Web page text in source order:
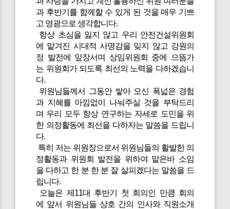
과 후반기를 함께할 수 있게 된 것을 매우 기쁘
고 영광으로 생각합니다.
항상 초심을 잃지 않고 우리 안전건설위원회
에 맡겨진 시대적 사명감을 잊지 않고 강원의
정 발전에 앞장서며 상임위원회 중에 으뜸가
는 위원회가 되도록 최선의 노력을 다하겠습니
다.
위원님들께서 그동안 쌓아 오신 폭넓은 경험
과 지혜를 아낌없이 나눠주실 것을 부탁드리
며 우리 모두 항상 연구하는 자세로 도민을 위
한 의정활동에 최선을 다하자는 말씀을 드립니
다.
특히 저는 위원장으로서 위원님들의 활발한 의
정활동과 위원회 발전을 위하여 맡은바 소임
을 다하고 한 분 한 분 잘 살피겠다는 말씀을 드
립니다.
오늘은 제11대 후반기 첫 회의인 만큼 회의
에 앞서 위원님들 상호 간의 인사와 직원소개